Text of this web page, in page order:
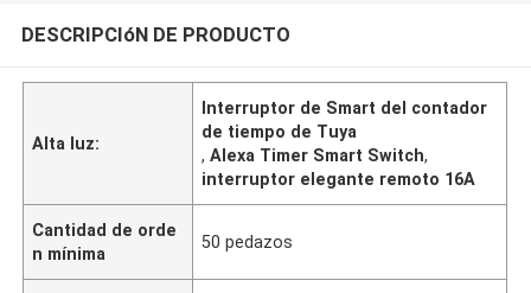
DESCRIPCIóN DE PRODUCTO
Alta luz:
Interruptor de Smart del contador
de tiempo de Tuya
,Alexa Timer Smart Switch,
interruptor elegante remoto 16A
Cantidad de orde
n mínima
50 pedazos